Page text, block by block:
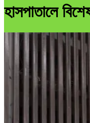
হাসপাতালে